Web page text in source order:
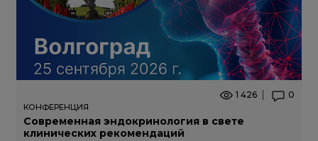
1 426 0
КОНФЕРЕНЦИЯ
Современная эндокринология в свете
клинических рекомендаций